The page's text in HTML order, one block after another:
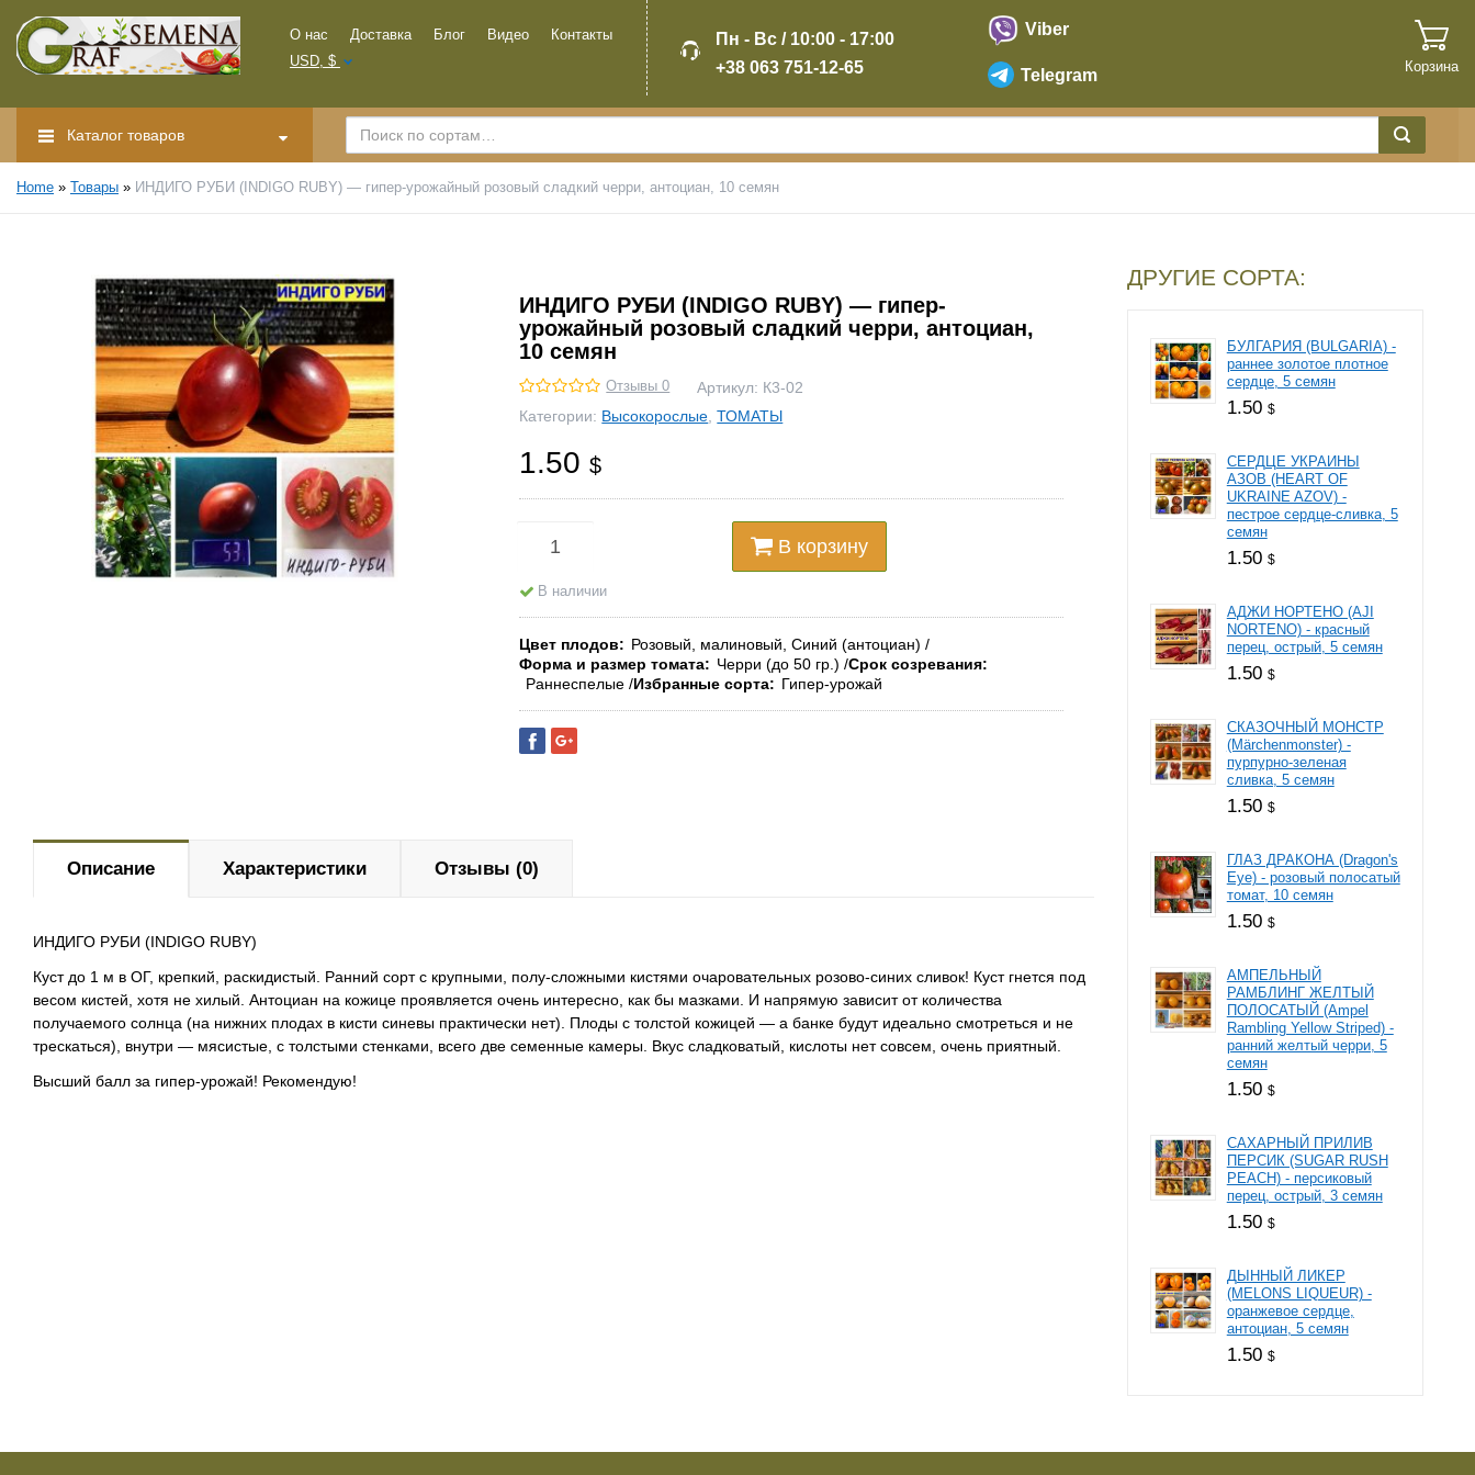
О нас Доставка Блог Видео
Контакты
USD, $
Пн - Вс / 10:00 - 17:00
+38 063 751-12-65
Viber
Telegram Корзина
Каталог товаров
Home » Товары » ИНДИГО РУБИ (INDIGO RUBY) — гипер-урожайный розовый сладкий черри, антоциан, 10 семян
ИНДИГО РУБИ (INDIGO RUBY) — гипер-
урожайный розовый сладкий черри, антоциан,
10 семян
Отзывы 0 Артикул: К3-02
Категории: Высокорослые ,ТОМАТЫ
1.50$
В корзину
В наличии
Цвет плодов
Розовый, малиновый, Синий (антоциан)
Форма и размер томата
Черри (до 50 гр.) Срок созревания
Раннеспелые Избранные сорта Гипер-урожай
Описание
ИНДИГО РУБИ (INDIGO RUBY)
Куст до 1 м в ОГ, крепкий, раскидистый. Ранний сорт с крупными, полу-сложными кистями очаровательных розово-синих сливок! Куст гнется под
весом кистей, хотя не хилый. Антоциан на кожице проявляется очень интересно, как бы мазками. И напрямую зависит от количества
получаемого солнца (на нижних плодах в кисти синевы практически нет). Плоды с толстой кожицей — а банке будут идеально смотреться и не
трескаться), внутри — мясистые, с толстыми стенками, всего две семенные камеры. Вкус сладковатый, кислоты нет совсем, очень приятный.
Высший балл за гипер-урожай! Рекомендую!
Характеристики Отзывы (0)
ДРУГИЕ СОРТА:
БУЛГАРИЯ (BULGARIA) -
раннее золотое плотное
сердце, 5 семян
1.50 $
СЕРДЦЕ УКРАИНЫ
АЗОВ (HEART OF
UKRAINE AZOV) -
пестрое сердце-сливка, 5
семян
1.50 $
АДЖИ НОРТЕНО (AJI
NORTENO) - красный
перец, острый, 5 семян
1.50 $
СКАЗОЧНЫЙ МОНСТР
(Märchenmonster) -
пурпурно-зеленая
сливка, 5 семян
1.50 $
ГЛАЗ ДРАКОНА (Dragon's
Eye) - розовый полосатый
томат, 10 семян
1.50 $
АМПЕЛЬНЫЙ
РАМБЛИНГ ЖЕЛТЫЙ
ПОЛОСАТЫЙ (Ampel
Rambling Yellow Striped) -
ранний желтый черри, 5
семян
1.50 $
САХАРНЫЙ ПРИЛИВ
ПЕРСИК (SUGAR RUSH
PEACH) - персиковый
перец, острый, 3 семян
1.50 $
ДЫННЫЙ ЛИКЕР
(MELONS LIQUEUR) -
оранжевое сердце,
антоциан, 5 семян
1.50 $